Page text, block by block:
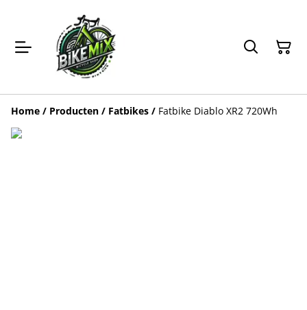
Home / Producten / Fatbikes / Fatbike Diablo XR2 720Wh